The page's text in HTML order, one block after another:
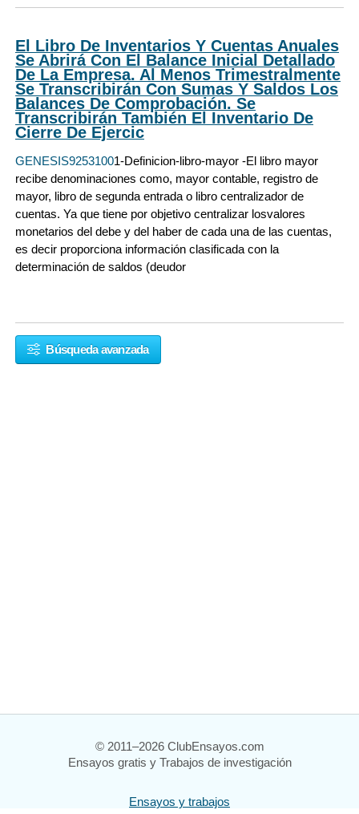
El Libro De Inventarios Y Cuentas Anuales
Se Abrirá Con El Balance Inicial Detallado
De La Empresa. Al Menos Trimestralmente
Se Transcribirán Con Sumas Y Saldos Los
Balances De Comprobación. Se
Transcribirán También El Inventario De
Cierre De Ejercic
GENESIS92531001-Definicion-libro-mayor -El libro mayor
recibe denominaciones como, mayor contable, registro de
mayor, libro de segunda entrada o libro centralizador de
cuentas. Ya que tiene por objetivo centralizar losvalores
monetarios del debe y del haber de cada una de las cuentas,
es decir proporciona información clasificada con la
determinación de saldos (deudor
Búsqueda avanzada
© 2011–2026 ClubEnsayos.com
Ensayos gratis y Trabajos de investigación
Ensayos y trabajos